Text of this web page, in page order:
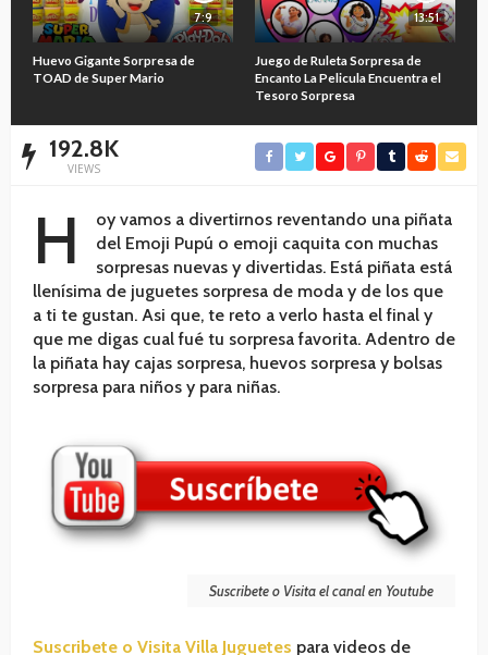
7:9
Huevo Gigante Sorpresa de
TOAD de Super Mario
13:51
Juego de Ruleta Sorpresa de
Encanto La Pelicula Encuentra el
Tesoro Sorpresa
192.8K
VIEWS
H
oy vamos a divertirnos reventando una piñata
del Emoji Pupú o emoji caquita con muchas
sorpresas nuevas y divertidas. Está piñata está
llenísima de juguetes sorpresa de moda y de los que
a ti te gustan. Asi que, te reto a verlo hasta el final y
que me digas cual fué tu sorpresa favorita. Adentro de
la piñata hay cajas sorpresa, huevos sorpresa y bolsas
sorpresa para niños y para niñas.
Suscribete o Visita el canal en Youtube
Suscribete o Visita Villa Juguetes para videos de